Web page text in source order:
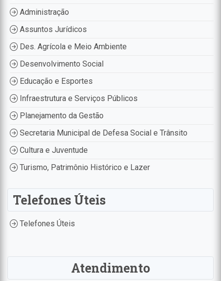
Administração
Assuntos Jurídicos
Des. Agrícola e Meio Ambiente
Desenvolvimento Social
Educação e Esportes
Infraestrutura e Serviços Públicos
Planejamento da Gestão
Secretaria Municipal de Defesa Social e Trânsito
Cultura e Juventude
Turismo, Patrimônio Histórico e Lazer
Telefones Úteis
Telefones Úteis
Atendimento